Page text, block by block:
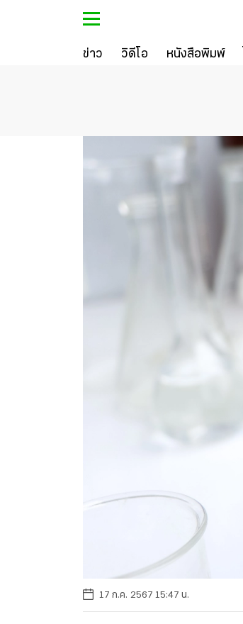
ข่าว วิดีโอ หนังสือพิมพ์
17 ก.ค. 2567 15:47 น.